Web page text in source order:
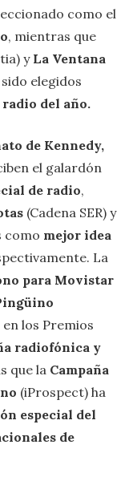
como el
, mientras que
y La Ventana
sido elegidos
del año.
de Kennedy,
el galardón
de radio,
(Cadena SER) y
como mejor idea
La
para Movistar
los Premios
radiofónica y
que la Campaña
(iProspect) ha
especial del
de